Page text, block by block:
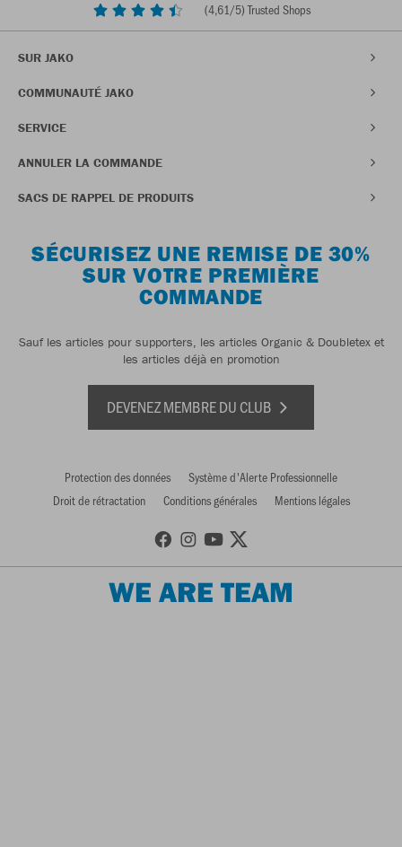
(4,61/5) Trusted Shops
SUR JAKO
COMMUNAUTÉ JAKO
SERVICE
ANNULER LA COMMANDE
SACS DE RAPPEL DE PRODUITS
SÉCURISEZ UNE REMISE DE 30%
SUR VOTRE PREMIÈRE
COMMANDE
Sauf les articles pour supporters, les articles Organic & Doubletex et
les articles déjà en promotion
DEVENEZ MEMBRE DU CLUB
Protection des données
Système d'Alerte Professionnelle
Droit de rétractation
Conditions générales Mentions légales
WE ARE TEAM